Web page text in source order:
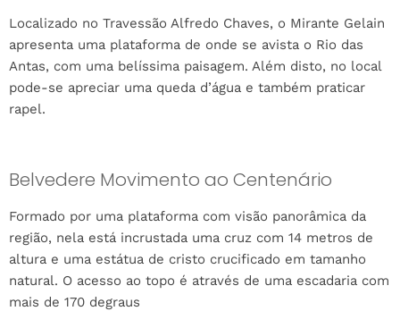
Localizado no Travessão Alfredo Chaves, o Mirante Gelain
apresenta uma plataforma de onde se avista o Rio das
Antas, com uma belíssima paisagem. Além disto, no local
pode-se apreciar uma queda d’água e também praticar
rapel.
Belvedere Movimento ao Centenário
Formado por uma plataforma com visão panorâmica da
região, nela está incrustada uma cruz com 14 metros de
altura e uma estátua de cristo crucificado em tamanho
natural. O acesso ao topo é através de uma escadaria com
mais de 170 degraus